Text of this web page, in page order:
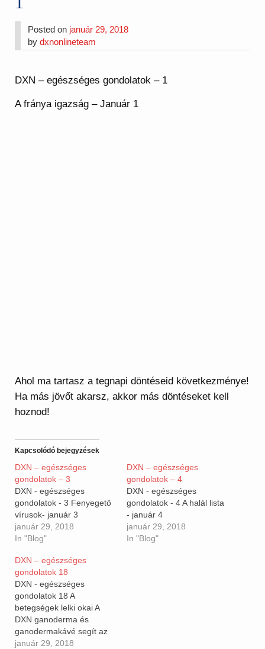
Posted on január 29, 2018
bydxnonlineteam
DXN – egészséges gondolatok – 1
A fránya igazság – Január 1
Ahol ma tartasz a tegnapi döntéseid következménye!
Ha más jövőt akarsz, akkor más döntéseket kell
hoznod!
Kapcsolódó bejegyzések
DXN – egészséges
gondolatok – 3
DXN - egészséges
gondolatok - 3 Fenyegető
vírusok- január 3
január 29, 2018
In "Blog"
DXN – egészséges
gondolatok – 4
DXN - egészséges
gondolatok - 4 A halál lista
- január 4
január 29, 2018
In "Blog"
DXN – egészséges
gondolatok 18
DXN - egészséges
gondolatok 18 A
betegségek lelki okai A
DXN ganoderma és
ganodermakávé segít az
egészségben a
január 29, 2018